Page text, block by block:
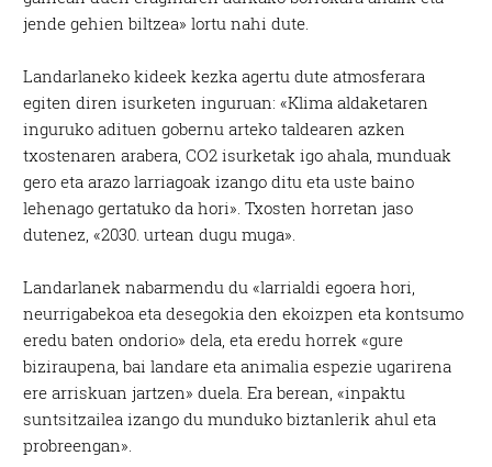
jende gehien biltzea» lortu nahi dute.
Landarlaneko kideek kezka agertu dute atmosferara
egiten diren isurketen inguruan: «Klima aldaketaren
inguruko adituen gobernu arteko taldearen azken
txostenaren arabera, CO2 isurketak igo ahala, munduak
gero eta arazo larriagoak izango ditu eta uste baino
lehenago gertatuko da hori». Txosten horretan jaso
dutenez, «2030. urtean dugu muga».
Landarlanek nabarmendu du «larrialdi egoera hori,
neurrigabekoa eta desegokia den ekoizpen eta kontsumo
eredu baten ondorio» dela, eta eredu horrek «gure
biziraupena, bai landare eta animalia espezie ugarirena
ere arriskuan jartzen» duela. Era berean, «inpaktu
suntsitzailea izango du munduko biztanlerik ahul eta
probreengan».